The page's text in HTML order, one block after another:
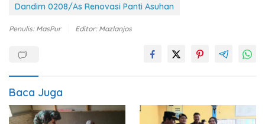
Dandim 0208/As Renovasi Panti Asuhan
Penulis: MasPur Editor: Mazlanjos
Baca Juga